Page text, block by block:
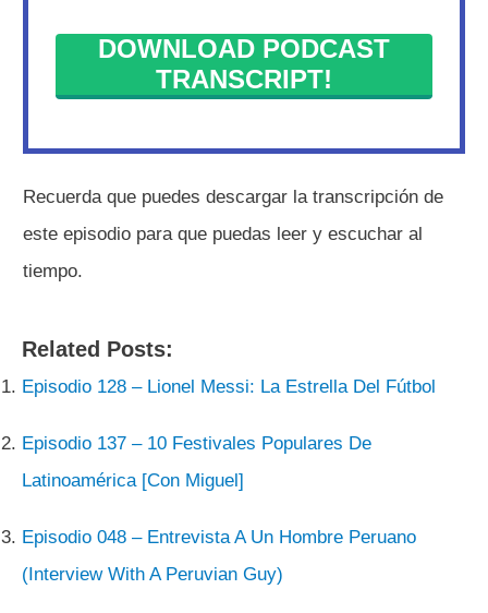
DOWNLOAD PODCAST
TRANSCRIPT!
Recuerda que puedes descargar la transcripción de
este episodio para que puedas leer y escuchar al
tiempo.
Related Posts:
Episodio 128 – Lionel Messi: La Estrella Del Fútbol
Episodio 137 – 10 Festivales Populares De
Latinoamérica [Con Miguel]
Episodio 048 – Entrevista A Un Hombre Peruano
(Interview With A Peruvian Guy)